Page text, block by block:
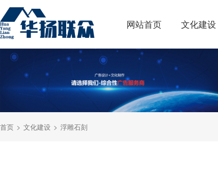
网站首页 文化建设
首页 文化建设 浮雕石刻